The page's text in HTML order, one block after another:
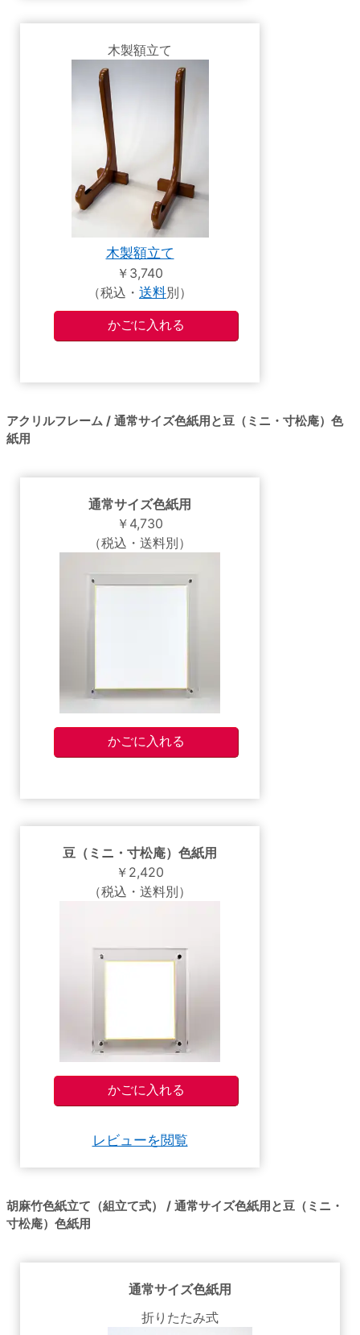
木製額立て
木製額立て
￥3,740
（税込・ 送料別）
アクリルフレーム / 通常サイズ色紙用と豆（ミニ・寸松庵）色
紙用
通常サイズ色紙用
￥4,730
（税込・送料別）
豆（ミニ・寸松庵）色紙用
￥2,420
（税込・送料別）
レビューを閲覧
胡麻竹色紙立て（組立て式） / 通常サイズ色紙用と豆（ミニ・
寸松庵）色紙用
通常サイズ色紙用
折りたたみ式